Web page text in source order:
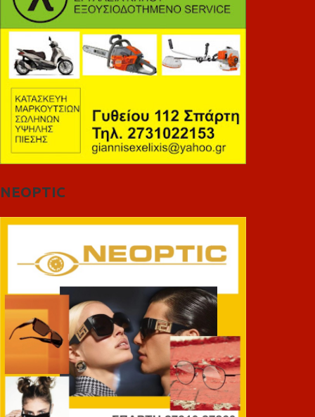
NEOPTIC